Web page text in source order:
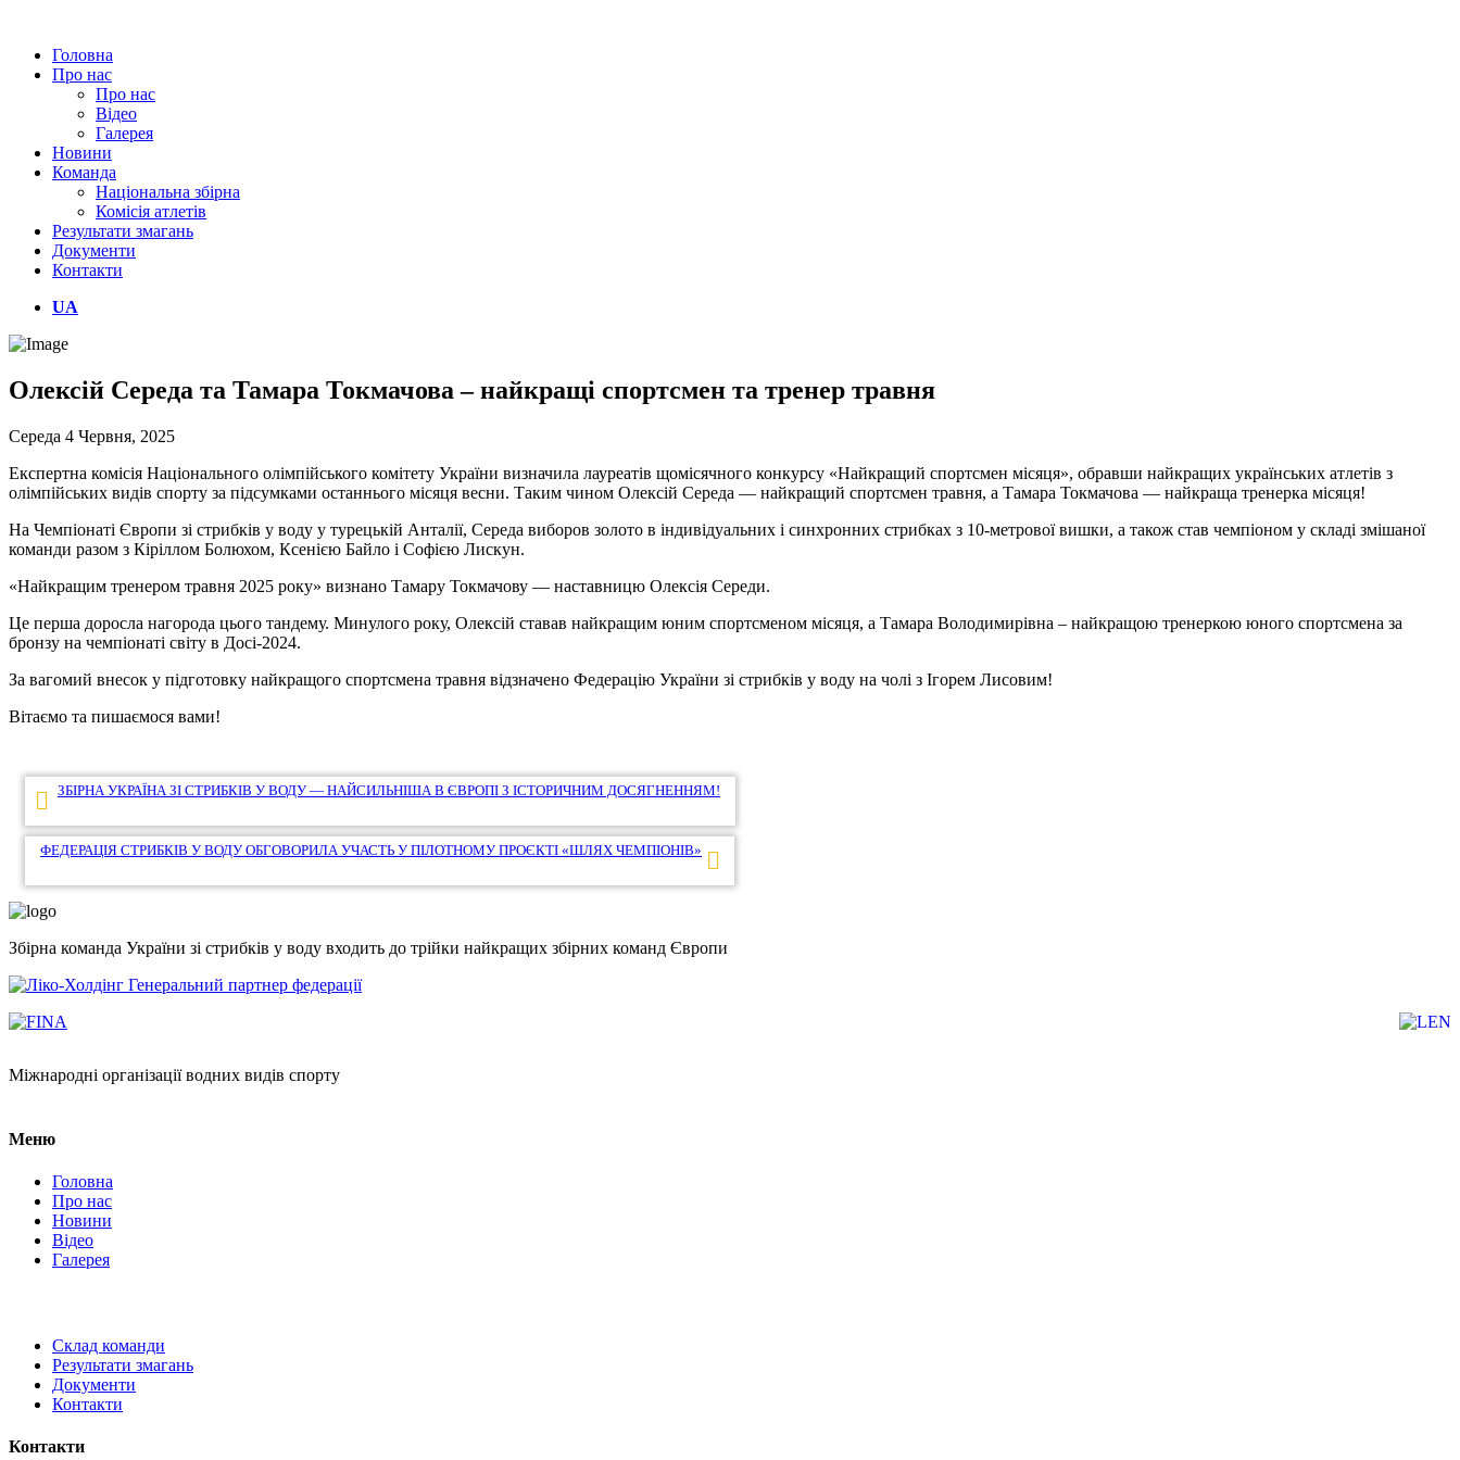
Головна
Про нас
Про нас
Відео
Галерея
Новини
Команда
Національна збірна
Комісія атлетів
Результати змагань
Документи
Контакти
UA
Олексій Середа та Тамара Токмачова – найкращі спортсмен та тренер травня
Середа 4 Червня, 2025
Експертна комісія Національного олімпійського комітету України визначила лауреатів щомісячного конкурсу «Найкращий спортсмен місяця», обравши найкращих українських атлетів з
олімпійських видів спорту за підсумками останнього місяця весни. Таким чином Олексій Середа — найкращий спортсмен травня, а Тамара Токмачова — найкраща тренерка місяця!
На Чемпіонаті Європи зі стрибків у воду у турецькій Анталії, Середа виборов золото в індивідуальних і синхронних стрибках з 10-метрової вишки, а також став чемпіоном у складі змішаної
команди разом з Кіріллом Болюхом, Ксенією Байло і Софією Лискун.
«Найкращим тренером травня 2025 року» визнано Тамару Токмачову — наставницю Олексія Середи.
Це перша доросла нагорода цього тандему. Минулого року, Олексій ставав найкращим юним спортсменом місяця, а Тамара Володимирівна – найкращою тренеркою юного спортсмена за
бронзу на чемпіонаті світу в Досі-2024.
За вагомий внесок у підготовку найкращого спортсмена травня відзначено Федерацію України зі стрибків у воду на чолі з Ігорем Лисовим!
Вітаємо та пишаємося вами!
Навігація
записів
ЗБІРНА УКРАЇНА ЗІ СТРИБКІВ У ВОДУ — НАЙСИЛЬНІША В ЄВРОПІ З ІСТОРИЧНИМ ДОСЯГНЕННЯМ!
ФЕДЕРАЦІЯ СТРИБКІВ У ВОДУ ОБГОВОРИЛА УЧАСТЬ У ПІЛОТНОМУ ПРОЄКТІ «ШЛЯХ ЧЕМПІОНІВ»
Збірна команда України зі стрибків у воду входить до трійки найкращих збірних команд Європи
Генеральний партнер федерації
Міжнародні організації водних видів спорту
Меню
Головна
Про нас
Новини
Відео
Галерея
Склад команди
Результати змагань
Документи
Контакти
Контакти